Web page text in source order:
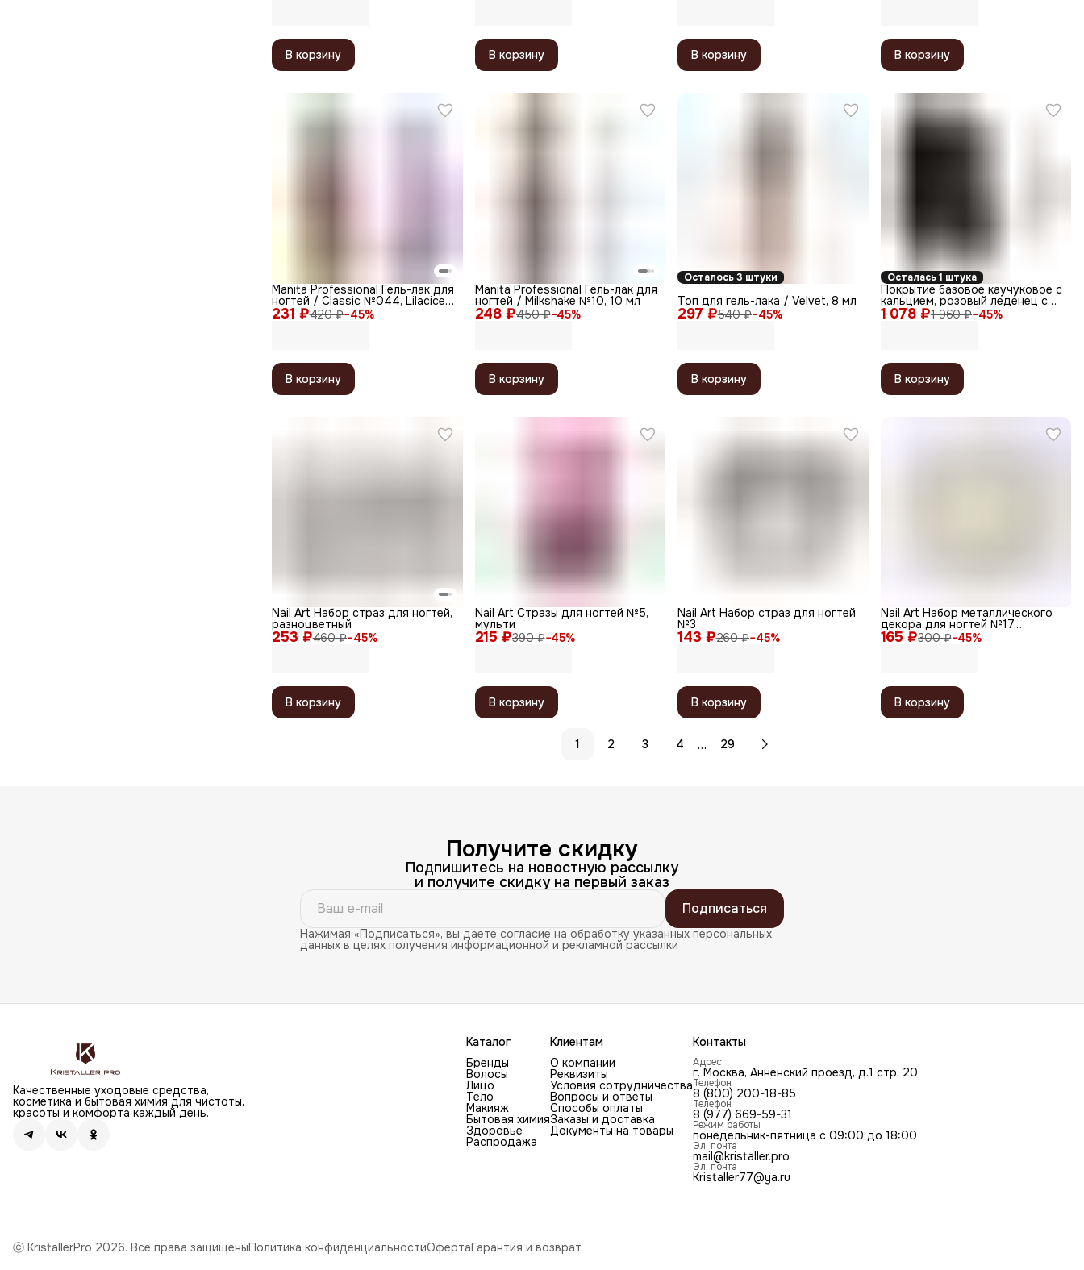
В корзину В корзину В корзину В корзину
231 ₽420 ₽−45%
Manita Professional Гель-лак для
ногтей / Classic №044, Lilacice,
10 мл
В корзину
248 ₽450 ₽−45%
Manita Professional Гель-лак для
ногтей / Milkshake №10, 10 мл
В корзину
Осталось 3 штуки
297 ₽540 ₽−45%
Топ для гель-лака / Velvet, 8 мл
В корзину
Осталась 1 штука
1 078 ₽1 960 ₽−45%
Покрытие базовое каучуковое с
кальцием, розовый леденец с
шиммером, 10 мл
В корзину
253 ₽460 ₽−45%
Nail Art Набор страз для ногтей,
разноцветный
В корзину
215 ₽390 ₽−45%
Nail Art Стразы для ногтей №5,
мульти
В корзину
143 ₽260 ₽−45%
Nail Art Набор страз для ногтей
№3
В корзину
165 ₽300 ₽−45%
Nail Art Набор металлического
декора для ногтей №17,
розовое золото
В корзину
1 2 3 4 … 29
Получите скидку
Подпишитесь на новостную рассылку
и получите скидку на первый заказ
Подписаться
Нажимая «Подписаться», вы даете согласие на обработку указанных персональных
данных в целях получения информационной и рекламной рассылки
Качественные уходовые средства,
косметика и бытовая химия для чистоты,
красоты и комфорта каждый день.
Каталог
Бренды
Волосы
Лицо
Тело
Макияж
Бытовая химия
Здоровье
Распродажа
Клиентам
О компании
Реквизиты
Условия сотрудничества
Вопросы и ответы
Способы оплаты
Заказы и доставка
Документы на товары
Контакты
Адрес
г. Москва, Анненский проезд, д.1 стр. 20
Телефон
8 (800) 200-18-85
Телефон
8 (977) 669-59-31
Режим работы
понедельник-пятница с 09:00 до 18:00
Эл. почта
mail@kristaller.pro
Эл. почта
Kristaller77@ya.ru
ⓒ KristallerPro 2026. Все права защищеныПолитика конфиденциальностиОфертаГарантия и возврат